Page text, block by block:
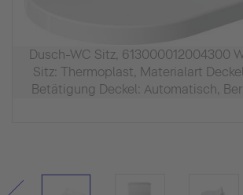
Dusch-WC Sitz, 613000012004300
Sitz: Thermoplast, Materialart
Betätigung Deckel: Automatisch,
Frequenz: 50 Hz, Schutzart: